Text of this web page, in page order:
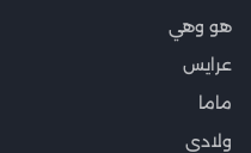
هو وهي
عرايس
ماما
ولادى